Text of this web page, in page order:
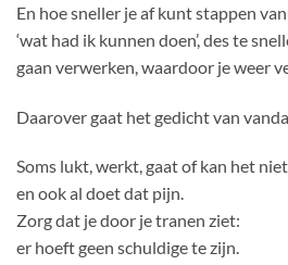
En hoe sneller je af kunt stappen van
‘wat had ik kunnen doen’, des te
gaan verwerken, waardoor je weer
Daarover gaat het gedicht van
Soms lukt, werkt, gaat of kan het
en ook al doet dat pijn.
Zorg dat je door je tranen ziet:
er hoeft geen schuldige te zijn.